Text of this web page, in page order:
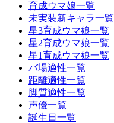
育成ウマ娘一覧
未実装新キャラ一覧
星3育成ウマ娘一覧
星2育成ウマ娘一覧
星1育成ウマ娘一覧
バ場適性一覧
距離適性一覧
脚質適性一覧
声優一覧
誕生日一覧